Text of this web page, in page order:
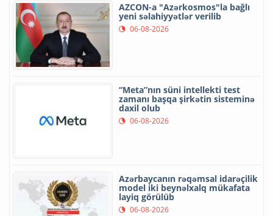
AZCON-a "Azərkosmos"la bağlı
yeni səlahiyyətlər verilib
06-08-2026
“Meta”nın süni intellekti test
zamanı başqa şirkətin sisteminə
daxil olub
06-08-2026
Azərbaycanın rəqəmsal idarəçilik
model iki beynəlxalq mükafata
layiq görülüb
06-08-2026